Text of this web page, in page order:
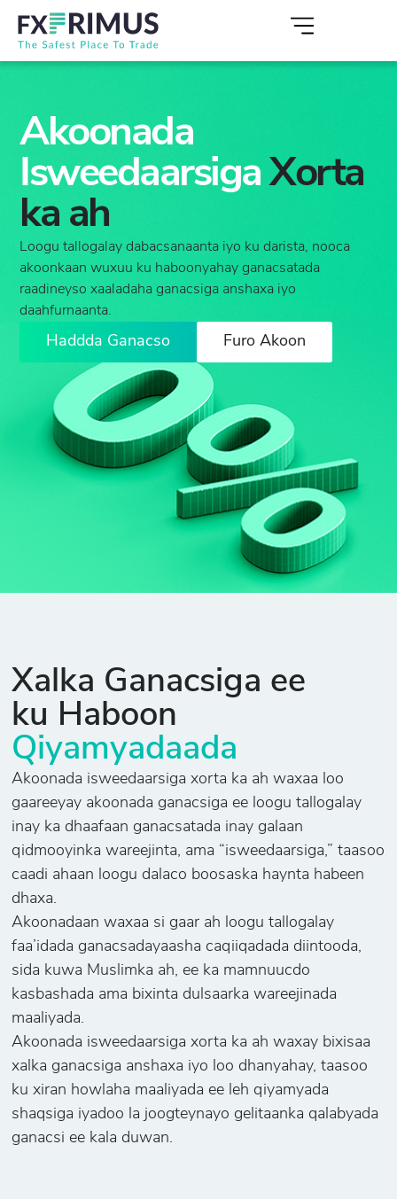
Akoonada
IsweedaarsigaXorta
ka ah
Loogu tallogalay dabacsanaanta iyo ku darista, nooca
akoonkaan wuxuu ku haboonyahay ganacsatada
raadineyso xaaladaha ganacsiga anshaxa iyo
daahfurnaanta.
Haddda Ganacso Furo Akoon
Xalka Ganacsiga ee
ku Haboon
Qiyamyadaada
Akoonada isweedaarsiga xorta ka ah waxaa loo
gaareeyay akoonada ganacsiga ee loogu tallogalay
inay ka dhaafaan ganacsatada inay galaan
qidmooyinka wareejinta, ama “isweedaarsiga,” taasoo
caadi ahaan loogu dalaco boosaska haynta habeen
dhaxa.
Akoonadaan waxaa si gaar ah loogu tallogalay
faa’idada ganacsadayaasha caqiiqadada diintooda,
sida kuwa Muslimka ah, ee ka mamnuucdo
kasbashada ama bixinta dulsaarka wareejinada
maaliyada.
Akoonada isweedaarsiga xorta ka ah waxay bixisaa
xalka ganacsiga anshaxa iyo loo dhanyahay, taasoo
ku xiran howlaha maaliyada ee leh qiyamyada
shaqsiga iyadoo la joogteynayo gelitaanka qalabyada
ganacsi ee kala duwan.